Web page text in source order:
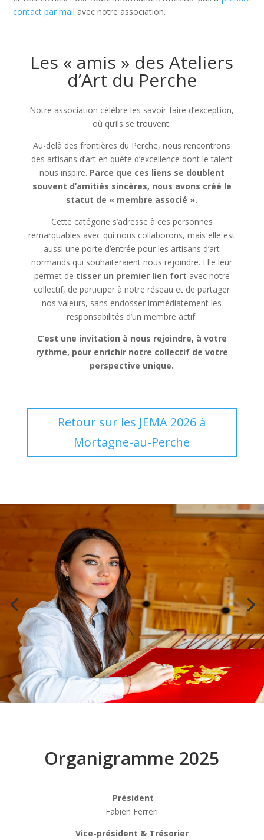
contact par mail avec notre association.
Les « amis » des Ateliers
d’Art du Perche
Notre association célèbre les savoir-faire d’exception,
où qu’ils se trouvent.
Au-delà des frontières du Perche, nous rencontrons
des artisans d’art en quête d’excellence dont le talent
nous inspire. Parce que ces liens se doublent
souvent d’amitiés sincères, nous avons créé le
statut de « membre associé ».
Cette catégorie s’adresse à ces personnes
remarquables avec qui nous collaborons, mais elle est
aussi une porte d’entrée pour les artisans d’art
normands qui souhaiteraient nous rejoindre. Elle leur
permet de tisser un premier lien fort avec notre
collectif, de participer à notre réseau et de partager
nos valeurs, sans endosser immédiatement les
responsabilités d’un membre actif.
C’est une invitation à nous rejoindre, à votre
rythme, pour enrichir notre collectif de votre
perspective unique.
Retour sur les JEMA 2026 à
Mortagne-au-Perche
Organigramme 2025
Président
Fabien Ferreri
Vice-président & Trésorier